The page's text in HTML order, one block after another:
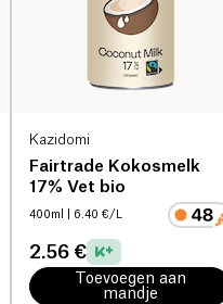
Kazidomi
Fairtrade Kokosmelk
17% Vet bio
400ml | 6.40 €/L
2.56 €
Toevoegen aan
mandje